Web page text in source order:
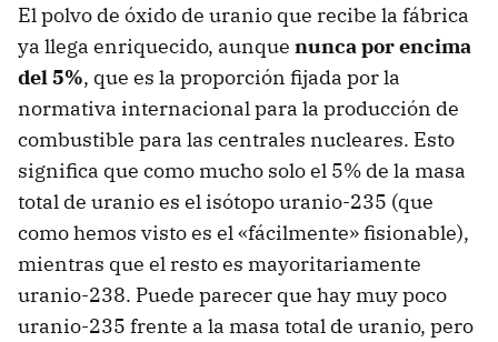
El polvo de óxido de uranio que recibe la fábrica
ya llega enriquecido, aunque nunca por encima
del 5%, que es la proporción fijada por la
normativa internacional para la producción de
combustible para las centrales nucleares. Esto
significa que como mucho solo el 5% de la masa
total de uranio es el isótopo uranio-235 (que
como hemos visto es el «fácilmente» fisionable),
mientras que el resto es mayoritariamente
uranio-238. Puede parecer que hay muy poco
uranio-235 frente a la masa total de uranio, pero